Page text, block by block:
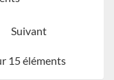
Suivant
15 éléments